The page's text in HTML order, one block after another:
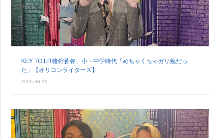
KEY TO LIT猪狩蒼弥、小・中学時代「めちゃくちゃガリ勉だっ
た」【オリコンライターズ】
2025-06-15